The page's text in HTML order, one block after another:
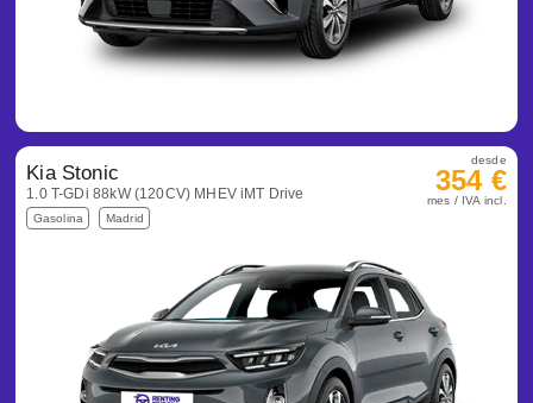
Kia Stonic
1.0 T-GDi 88kW (120CV) MHEV iMT Drive
Gasolina Madrid
desde
354 €
mes / IVA incl.